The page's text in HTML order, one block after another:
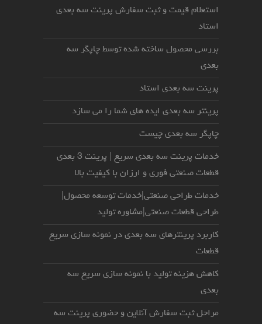
استعلام قیمت و ثبت سفارش پرینت سه بعدی
استاد
بررسی محصول ساخته شده توسط چاپگر سه
بعدی
پرینت سه بعدی استاد
پرینتر سه بعدی ایده های شما را می سازد
چاپگر سه بعدی چیست
خدمات پرینت سه بعدی سریع | پرینت 3 بعدی
قطعات صنعتی فوری و ارزان با کیفیت بالا
خدمات طراحی صنعتی|خدمات توسعه محصول|
طراحی قطعات صنعتی|مشاوره تولید
کاربرد پرینترهای سه بعدی در نمونه سازی سریع
قطعات
کاهش هزینه تولید با نمونه سازی سریع سه
بعدی
مراحل ثبت سفارش آنلاین و حضوری پرینت سه